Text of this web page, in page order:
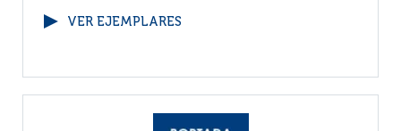
VER EJEMPLARES